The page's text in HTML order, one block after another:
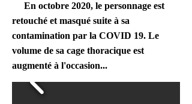
En octobre 2020, le personnage est
retouché et masqué suite à sa
contamination par la COVID 19. Le
volume de sa cage thoracique est
augmenté à l'occasion...